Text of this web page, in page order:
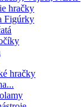
hračky
Figúrky
hračky